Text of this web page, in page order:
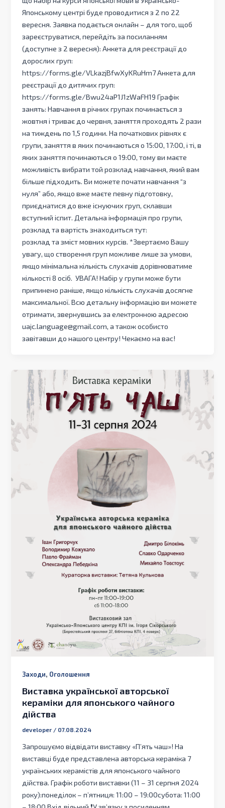
Японському центрі буде проводитися з 2 по 22
вересня. Заявка подається онлайн – для того, щоб
зареєструватися, перейдіть за посиланням
(доступне з 2 вересня): Анкета для реєстрації до
дорослих груп:
https://forms.gle/VLkazjBfwXyKRuHm7 Анкета для
реєстрації до дитячих груп:
https://forms.gle/Bwu24aP1J1zWaFH19 Графік
занять: Навчання в річних групах починається з
жовтня і триває до червня, заняття проходять 2 рази
на тиждень по 1,5 години. На початкових рівнях є
групи, заняття в яких починаються о 15:00, 17:00, і ті, в
яких заняття починаються о 19:00, тому ви маєте
можливість вибрати той розклад навчання, який вам
більше підходить. Ви можете почати навчання “з
нуля” або, якщо вже маєте певну підготовку,
приєднатися до вже існуючих груп, склавши
вступний іспит. Детальна інформація про групи,
розклад та вартість знаходиться тут:
розклад та зміст мовних курсів. *Звертаємо Вашу
увагу, що створення груп можливе лише за умови,
якщо мінімальна кількість слухачів дорівнюватиме
кількості 8 осіб. УВАГА! Набір у групи може бути
припинено раніше, якщо кількість слухачів досягне
максимальної. Всю детальну інформацію ви можете
отримати, звернувшись за електронною адресою
uajc.language@gmail.com, а також особисто
завітавши до нашого центру! Чекаємо на вас!
Заходи Оголошення
Виставка української авторської
кераміки для японського чайного
дійства
developer / 07.08.2024
Запрошуємо відвідати виставку «П’ять чаш»! На
виставці буде представлена авторська кераміка 7
українських керамістів для японського чайного
дійства. Графік роботи виставки (11 – 31 серпня 2024
року):понеділок – п’ятниця: 11:00 – 19:00субота: 11:00